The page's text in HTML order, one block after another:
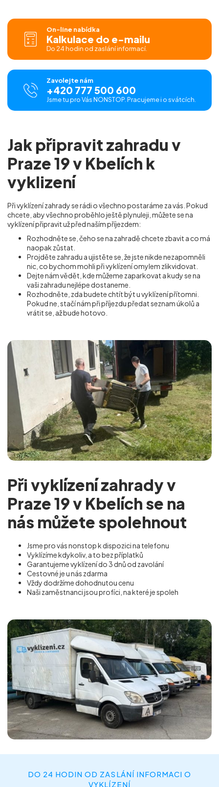
On-line nabídka
Kalkulace do e-mailu
Do 24 hodin od zaslání informací.
Zavolejte nám
+420 777 500 600
Jsme tu pro Vás NONSTOP. Pracujeme i o svátcích.
Jak připravit zahradu v
Praze 19 v Kbelích k
vyklizení
Při vyklízení zahrady se rádi o všechno postaráme za vás. Pokud
chcete, aby všechno proběhlo ještě plynuleji, můžete se na
vyklízení připravit už před naším příjezdem:
Rozhodněte se, čeho se na zahradě chcete zbavit a co má
naopak zůstat.
Projděte zahradu a ujistěte se, že jste nikde nezapomněli
nic, co bychom mohli při vyklízení omylem zlikvidovat.
Dejte nám vědět, kde můžeme zaparkovat a kudy se na
vaši zahradu nejlépe dostaneme.
Rozhodněte, zda budete chtít být u vyklízení přítomni.
Pokud ne, stačí nám při příjezdu předat seznam úkolů a
vrátit se, až bude hotovo.
Při vyklízení zahrady v
Praze 19 v Kbelích se na
nás můžete spolehnout
Jsme pro vás nonstop k dispozici na telefonu
Vyklízíme kdykoliv, a to bez příplatků
Garantujeme vyklízení do 3 dnů od zavolání
Cestovné je u nás zdarma
Vždy dodržíme dohodnutou cenu
Naši zaměstnanci jsou profíci, na které je spoleh
DO 24 HODIN OD ZASLÁNÍ INFORMACI O
VYKLÍZENÍ